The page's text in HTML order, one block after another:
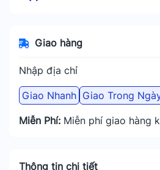
Giao hàng
Nhập địa chỉ
Giao Nhanh Giao Trong
Miễn Phí: Miễn phí giao hàng
Thông tin chi tiết